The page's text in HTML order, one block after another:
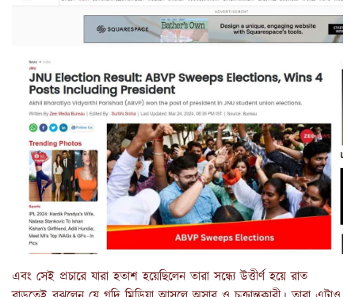
এবং সেই প্রচারে যারা হতাশ হয়েছিলেন তারা সন্ধ্যে উত্তীর্ণ হয়ে রাত